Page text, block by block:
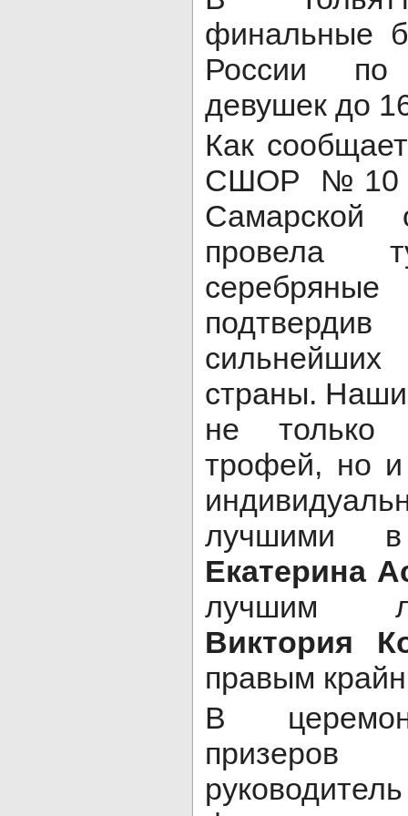
финальные
России по
девушек до
Как
СШОР №10
Самарской
провела
сильнейших
страны.
не только
трофей, но и
лучшими
Екатерина
лучшим
Виктория
правым
В